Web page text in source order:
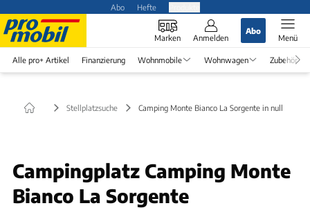
Abo Hefte
Marken Anmelden
Abo
Menü
Alle pro+ Artikel Finanzierung Wohnmobile Wohnwagen Zubehör
Stellplatzsuche Camping Monte Bianco La Sorgente in null
Campingplatz Camping Monte
Bianco La Sorgente